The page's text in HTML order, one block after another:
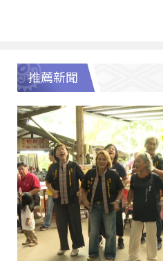
推薦新聞